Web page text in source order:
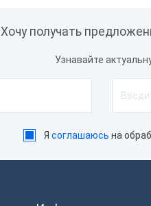
Хочу получать
Узнавайте
Я соглашаюсь на